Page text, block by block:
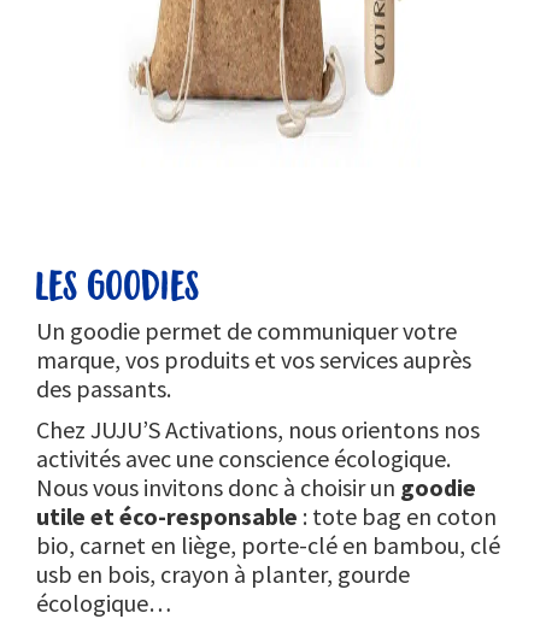
les goodies
Un goodie permet de communiquer votre
marque, vos produits et vos services auprès
des passants.
Chez JUJU’S Activations, nous orientons nos
activités avec une conscience écologique.
Nous vous invitons donc à choisir un goodie
utile et éco-responsable : tote bag en coton
bio, carnet en liège, porte-clé en bambou, clé
usb en bois, crayon à planter, gourde
écologique…